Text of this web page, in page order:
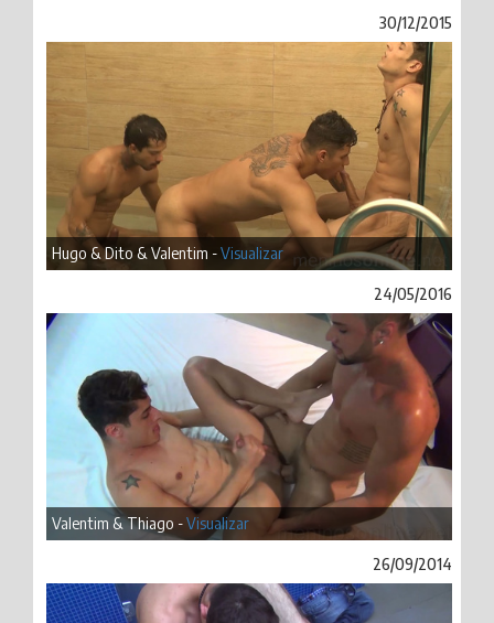
30/12/2015
Hugo & Dito & Valentim -Visualizar
24/05/2016
Valentim & Thiago -Visualizar
26/09/2014